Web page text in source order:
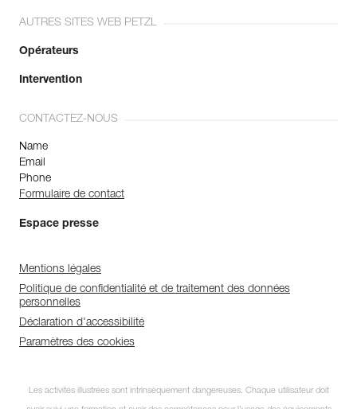
AUTRES SITES WEB PETZL
Opérateurs
Intervention
CONTACTEZ-NOUS
Name
Email
Phone
Formulaire de contact
Espace presse
Mentions légales
Politique de confidentialité et de traitement des données
personnelles
Déclaration d'accessibilité
Paramètres des cookies
Les activités illustrées sont intrinsèquement dangereuses. Chaque utilisateur doit